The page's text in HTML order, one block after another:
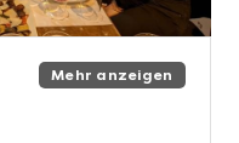
Mehr anzeigen